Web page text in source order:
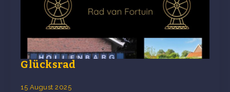
Glücksrad
15 August 2025